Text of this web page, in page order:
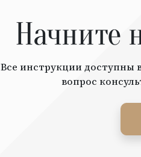
Начните
Все инструкции доступны
вопрос